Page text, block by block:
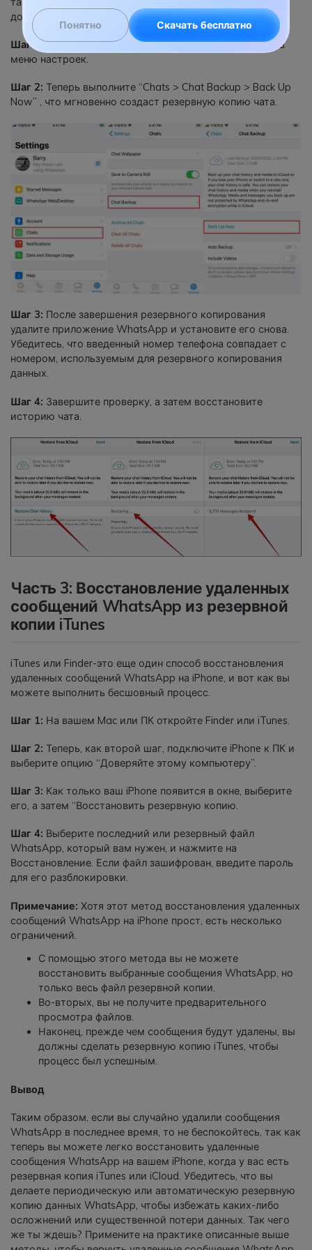
достаточно места.
Шаг 1:Откройте приложение WhatsApp и перейдите в
меню настроек.
Шаг 2: Теперь выполните “Chats > Chat Backup > Back Up
Now” , что мгновенно создаст резервную копию чата.
Шаг 3: После завершения резервного копирования
удалите приложение WhatsApp и установите его снова.
Убедитесь, что введенный номер телефона совпадает с
номером, используемым для резервного копирования
данных.
Шаг 4: Завершите проверку, а затем восстановите
историю чата.
Часть 3: Восстановление удаленных
сообщений WhatsApp из резервной
копии iTunes
iTunes или Finder-это еще один способ восстановления
удаленных сообщений WhatsApp на iPhone, и вот как вы
можете выполнить бесшовный процесс.
Шаг 1: На вашем Mac или ПК откройте Finder или iTunes.
Шаг 2: Теперь, как второй шаг, подключите iPhone к ПК и
выберите опцию “Доверяйте этому компьютеру”.
Шаг 3: Как только ваш iPhone появится в окне, выберите
его, а затем “Восстановить резервную копию.
Шаг 4: Выберите последний или резервный файл
WhatsApp, который вам нужен, и нажмите на
Восстановление. Если файл зашифрован, введите пароль
для его разблокировки.
Примечание: Хотя этот метод восстановления удаленных
сообщений WhatsApp на iPhone прост, есть несколько
ограничений.
С помощью этого метода вы не можете
восстановить выбранные сообщения WhatsApp, но
только весь файл резервной копии.
Во-вторых, вы не получите предварительного
просмотра файлов.
Наконец, прежде чем сообщения будут удалены, вы
должны сделать резервную копию iTunes, чтобы
процесс был успешным.
Вывод
Таким образом, если вы случайно удалили сообщения
WhatsApp в последнее время, то не беспокойтесь, так как
теперь вы можете легко восстановить удаленные
сообщения WhatsApp на вашем iPhone, когда у вас есть
резервная копия iTunes или iCloud. Убедитесь, что вы
делаете периодическую или автоматическую резервную
копию данных WhatsApp, чтобы избежать каких-либо
осложнений или существенной потери данных. Так чего
же ты ждешь? Примените на практике описанные выше
Понятно Скачать бесплатно